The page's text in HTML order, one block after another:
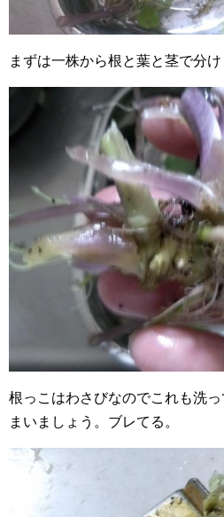
まずは一株から根と葉と茎で分け
根っこはわさびなのでこれも洗
まいましょう。ブレてる。